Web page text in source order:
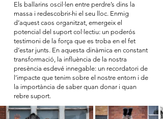
Els ballarins oscil·len entre perdre’s dins la
massa i redescobrir-hi el seu lloc. Enmig
d’aquest caos organitzat, emergeix el
potencial del suport col·lectiu: un poderós
testimoni de la força que es troba en el fet
d’estar junts. En aquesta dinàmica en constant
transformació, la influència de la nostra
presència esdevé innegable: un recordatori de
l’impacte que tenim sobre el nostre entorn i de
la importància de saber quan donar i quan
rebre suport.